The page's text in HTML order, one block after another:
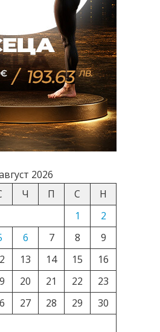
2026
Ч П С
Н
1
2
6 7 8
9
13 14 15
16
20 21 22
23
27 28 29
30